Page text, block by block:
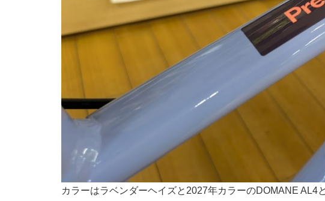
カラーはラベンダーヘイズと2027年カラーのDOMANE AL4